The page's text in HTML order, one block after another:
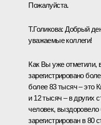
Пожалуйста.
Т.Голикова: Добрый
уважаемые коллеги!
Как Вы уже отметили,
зарегистрировано
более 83 тысяч – это
и 12 тысяч – в других
человек,
зарегистрирован в 80